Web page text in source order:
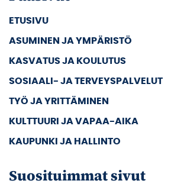
ETUSIVU
ASUMINEN JA YMPÄRISTÖ
KASVATUS JA KOULUTUS
SOSIAALI- JA TERVEYSPALVELUT
TYÖ JA YRITTÄMINEN
KULTTUURI JA VAPAA-AIKA
KAUPUNKI JA HALLINTO
Suosituimmat sivut